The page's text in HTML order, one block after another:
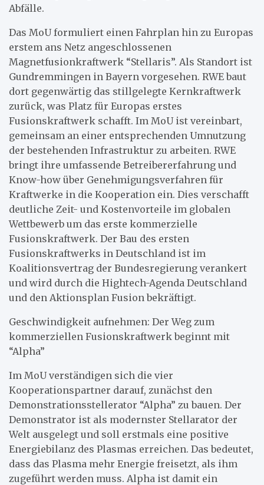
Abfälle.
Das MoU formuliert einen Fahrplan hin zu Europas
erstem ans Netz angeschlossenen
Magnetfusionkraftwerk “Stellaris”. Als Standort ist
Gundremmingen in Bayern vorgesehen. RWE baut
dort gegenwärtig das stillgelegte Kernkraftwerk
zurück, was Platz für Europas erstes
Fusionskraftwerk schafft. Im MoU ist vereinbart,
gemeinsam an einer entsprechenden Umnutzung
der bestehenden Infrastruktur zu arbeiten. RWE
bringt ihre umfassende Betreibererfahrung und
Know-how über Genehmigungsverfahren für
Kraftwerke in die Kooperation ein. Dies verschafft
deutliche Zeit- und Kostenvorteile im globalen
Wettbewerb um das erste kommerzielle
Fusionskraftwerk. Der Bau des ersten
Fusionskraftwerks in Deutschland ist im
Koalitionsvertrag der Bundesregierung verankert
und wird durch die Hightech-Agenda Deutschland
und den Aktionsplan Fusion bekräftigt.
Geschwindigkeit aufnehmen: Der Weg zum
kommerziellen Fusionskraftwerk beginnt mit
“Alpha”
Im MoU verständigen sich die vier
Kooperationspartner darauf, zunächst den
Demonstrationsstellerator “Alpha” zu bauen. Der
Demonstrator ist als modernster Stellarator der
Welt ausgelegt und soll erstmals eine positive
Energiebilanz des Plasmas erreichen. Das bedeutet,
dass das Plasma mehr Energie freisetzt, als ihm
zugeführt werden muss. Alpha ist damit ein